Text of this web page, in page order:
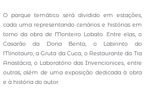
O parque temático será dividido em estações,
cada uma representando cenários e histórias em
torno da obra de Monteiro Lobato. Entre elas, o
Casarão da Dona Benta, o Labirinto do
Minotauro, a Gruta da Cuca, o Restaurante da Tia
Anastácia, o Laboratório das Invencionices, entre
outras, além de uma exposição dedicada à obra
e à história do autor.